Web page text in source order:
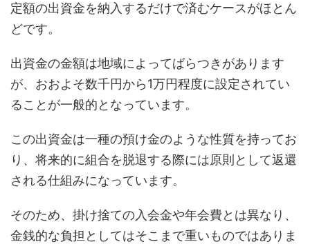
定額の出資金を納入するだけで済むケースがほとん
どです。
出資金の金額は地域によってばらつきがあります
が、おおよそ数千円から1万円程度に設定されてい
ることが一般的となっています。
この出資金は一種の預け金のような性質を持ってお
り、将来的に組合を脱退する際には原則として返還
される仕組みになっています。
そのため、掛け捨ての入会金や年会費とは異なり、
金銭的な負担としてはそこまで重いものではありま